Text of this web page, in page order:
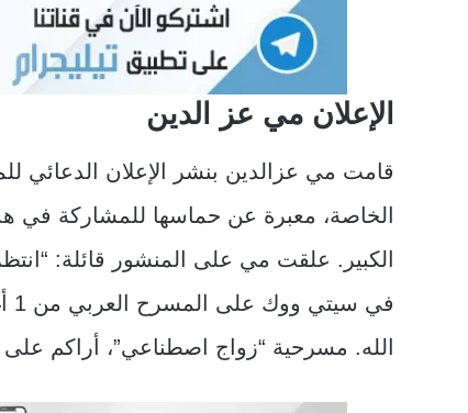
الإعلان مي عز الدين
قامت مي عزالدين بنشر الإعلان الدعائي
الخاصة، معبرة عن حماسها للمشاركة في
الكبير. علقت مي على المنشور قائلة:
الله. مسرحية “زواج اصطناعي”، أراكم على